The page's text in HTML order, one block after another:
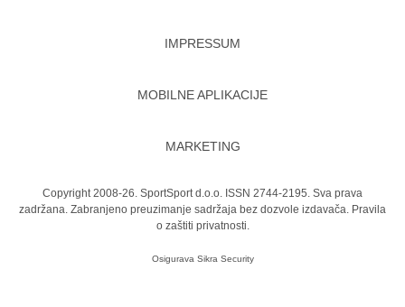
IMPRESSUM
MOBILNE APLIKACIJE
MARKETING
Copyright 2008-26. SportSport d.o.o. ISSN 2744-2195. Sva prava
zadržana. Zabranjeno preuzimanje sadržaja bez dozvole izdavača. Pravila
o zaštiti privatnosti.
Osigurava Sikra Security